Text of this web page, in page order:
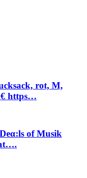
rot, M,
€ https…
of Musik